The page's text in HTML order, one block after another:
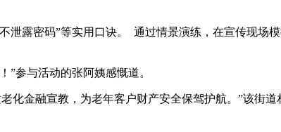
泄露密码”等实用口诀。 通过情景演练，在宣传现场
”参与活动的张阿姨感慨道。
化金融宣教，为老年客户财产安全保驾护航。”该街道